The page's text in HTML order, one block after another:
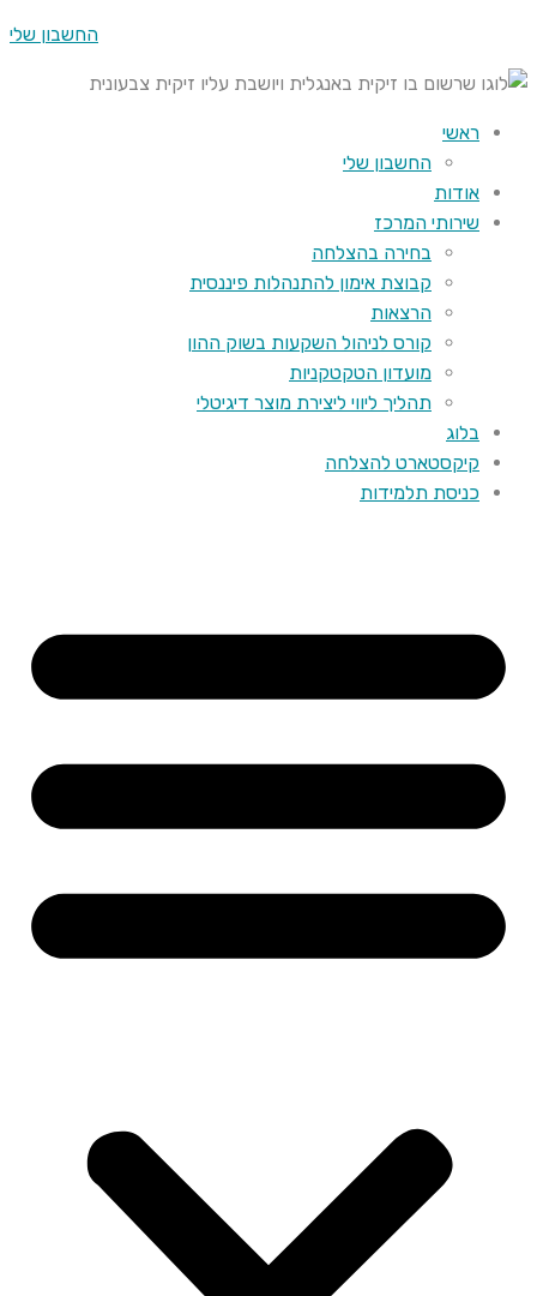
החשבון שלי
ראשי
החשבון שלי
אודות
שירותי המרכז
בחירה בהצלחה
קבוצת אימון להתנהלות פיננסית
הרצאות
קורס לניהול השקעות בשוק ההון
מועדון הטקטקניות
תהליך ליווי ליצירת מוצר דיגיטלי
בלוג
קיקסטארט להצלחה
כניסת תלמידות